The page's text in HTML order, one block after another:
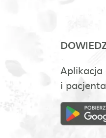
i